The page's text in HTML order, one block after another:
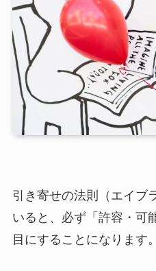
引き寄せの法則（エイブ
いると、必ず「許容・可
目にすることになります。